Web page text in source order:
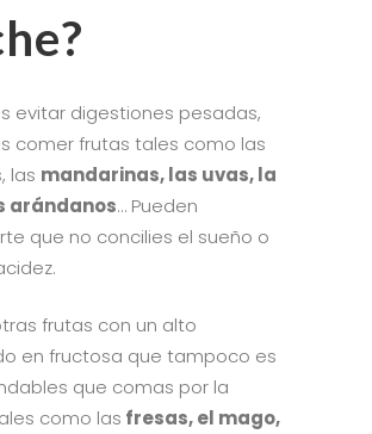
evitar digestiones pesadas,
comer frutas tales como las
las mandarinas, las uvas, la
arándanos… Pueden
que no concilies el sueño o
frutas con un alto
en fructosa que tampoco es
que comas por la
como las fresas, el mago,